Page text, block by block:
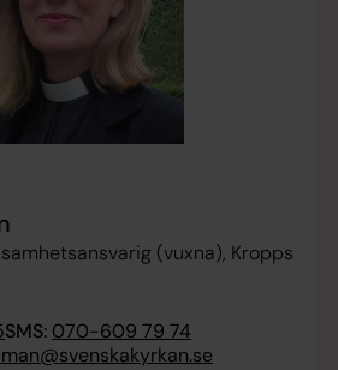
(vuxna), Kropps
SMS: 070-609 79 74